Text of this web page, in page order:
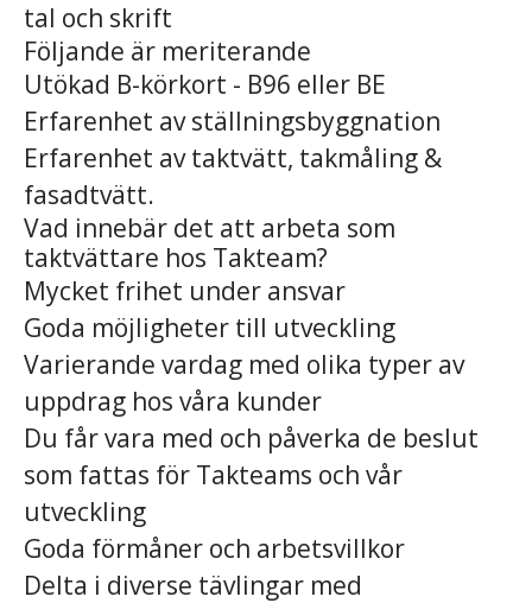
tal och skrift
Följande är meriterande
Utökad B-körkort - B96 eller BE
Erfarenhet av ställningsbyggnation
Erfarenhet av taktvätt, takmåling &
fasadtvätt.
Vad innebär det att arbeta som
taktvättare hos Takteam?
Mycket frihet under ansvar
Goda möjligheter till utveckling
Varierande vardag med olika typer av
uppdrag hos våra kunder
Du får vara med och påverka de beslut
som fattas för Takteams och vår
utveckling
Goda förmåner och arbetsvillkor
Delta i diverse tävlingar med